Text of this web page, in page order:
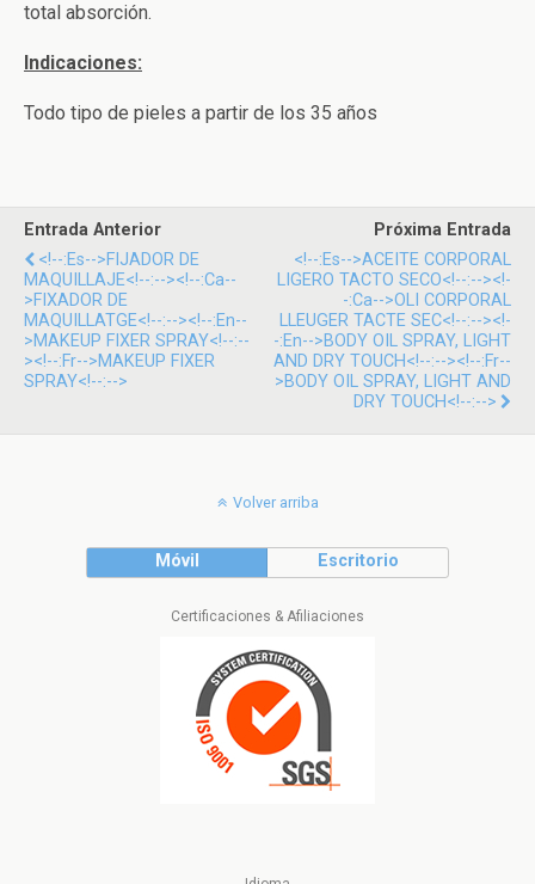
total absorción.
Indicaciones:
Todo tipo de pieles a partir de los 35 años
Entrada Anterior
<!--:es-->FIJADOR DE
MAQUILLAJE<!--:--><!--:ca--
>FIXADOR DE
MAQUILLATGE<!--:--><!--:en--
>MAKEUP FIXER SPRAY<!--:--
><!--:fr-->MAKEUP FIXER
SPRAY<!--:-->
Próxima Entrada
<!--:es-->ACEITE CORPORAL
LIGERO TACTO SECO<!--:--><!-
-:ca-->OLI CORPORAL
LLEUGER TACTE SEC<!--:--><!-
-:en-->BODY OIL SPRAY, LIGHT
AND DRY TOUCH<!--:--><!--:fr--
>BODY OIL SPRAY, LIGHT AND
DRY TOUCH<!--:-->
Volver arriba
Móvil Escritorio
Certificaciones & Afiliaciones